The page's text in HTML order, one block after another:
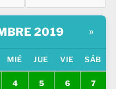
2019 »
MIÉ JUE VIE SÁB
4 5 6 7